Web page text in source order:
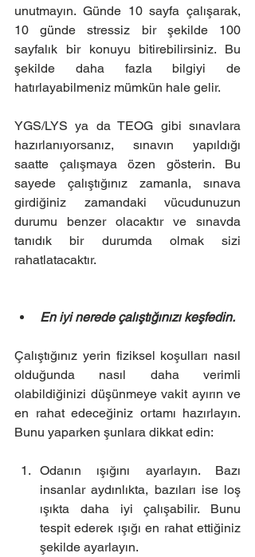
unutmayın. Günde 10 sayfa çalışarak,
10 günde stressiz bir şekilde 100
sayfalık bir konuyu bitirebilirsiniz. Bu
şekilde daha fazla bilgiyi de
hatırlayabilmeniz mümkün hale gelir.
YGS/LYS ya da TEOG gibi sınavlara
hazırlanıyorsanız, sınavın yapıldığı
saatte çalışmaya özen gösterin. Bu
sayede çalıştığınız zamanla, sınava
girdiğiniz zamandaki vücudunuzun
durumu benzer olacaktır ve sınavda
tanıdık bir durumda olmak sizi
rahatlatacaktır.
En iyi nerede çalıştığınızı keşfedin.
Çalıştığınız yerin fiziksel koşulları nasıl
olduğunda nasıl daha verimli
olabildiğinizi düşünmeye vakit ayırın ve
en rahat edeceğiniz ortamı hazırlayın.
Bunu yaparken şunlara dikkat edin:
Odanın ışığını ayarlayın. Bazı
insanlar aydınlıkta, bazıları ise loş
ışıkta daha iyi çalışabilir. Bunu
tespit ederek ışığı en rahat ettiğiniz
şekilde ayarlayın.